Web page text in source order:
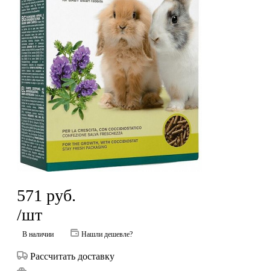
571 руб.
/шт
В наличии Нашли дешевле?
Рассчитать доставку